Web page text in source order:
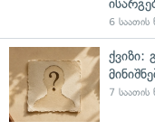
6 საათის
ქვიზი:
7 საათის